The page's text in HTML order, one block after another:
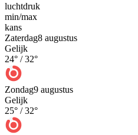
luchtdruk
min/max
kans
Zaterdag8 augustus
Gelijk
24° /32°
Zondag9 augustus
Gelijk
25° /32°